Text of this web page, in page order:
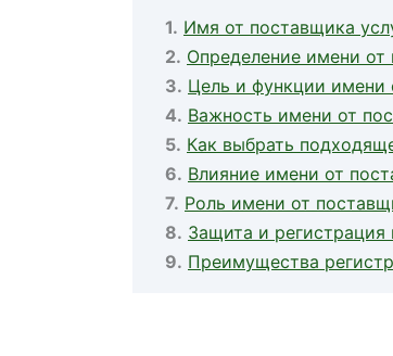
Имя от поставщика
Определение имени от
Цель и функции имени
Важность имени от
Как выбрать
Влияние имени от
Роль имени от
Защита и регистрация
Преимущества